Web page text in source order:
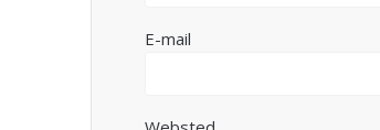
E-mail